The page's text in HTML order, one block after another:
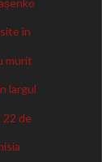
în
murit
largul
22 de